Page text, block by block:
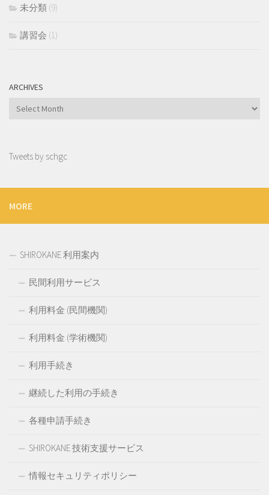
未分類 (9)
講習会 (1)
ARCHIVES
Archives
Tweets by schgc
MORE
SHIROKANE 利用案内
民間利用サービス
利用料金 (民間機関)
利用料金 (学術機関)
利用手続き
継続した利用の手続き
各種申請手続き
SHIROKANE 技術支援サービス
情報セキュリティポリシー